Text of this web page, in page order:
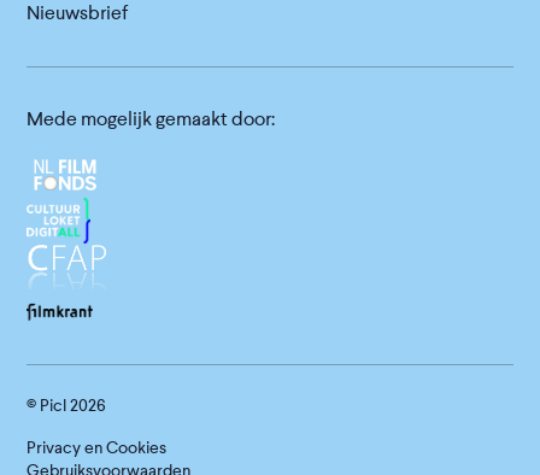
Nieuwsbrief
Mede mogelijk gemaakt door:
© Picl2026
Privacy en Cookies
Gebruiksvoorwaarden